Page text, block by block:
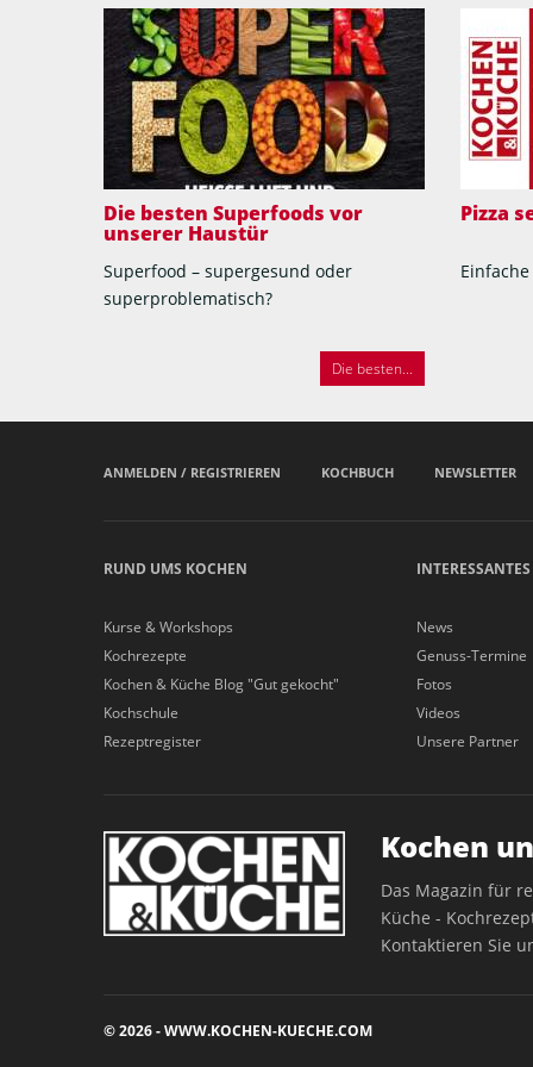
Die besten Superfoods vor
unserer Haustür
Superfood – supergesund oder
superproblematisch?
Die besten...
Pizza
ANMELDEN / REGISTRIEREN KOCHBUCH NEWSLETTER
RUND UMS KOCHEN
Kurse & Workshops
Kochrezepte
Kochen & Küche Blog "Gut gekocht"
Kochschule
Rezeptregister
News
Genuss-Termine
Fotos
Videos
Unsere Partner
Kochen
Das Magazin für
Küche -
Kontaktieren Sie
© 2026 - WWW.KOCHEN-KUECHE.COM